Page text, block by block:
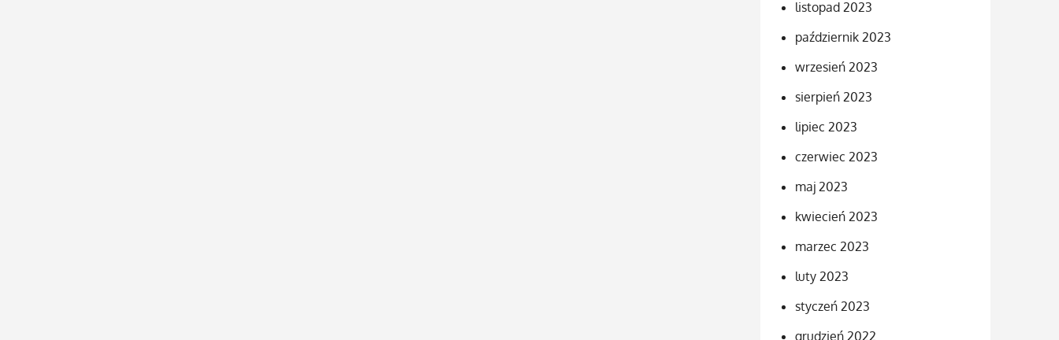
listopad 2023
październik 2023
wrzesień 2023
sierpień 2023
lipiec 2023
czerwiec 2023
maj 2023
kwiecień 2023
marzec 2023
luty 2023
styczeń 2023
grudzień 2022